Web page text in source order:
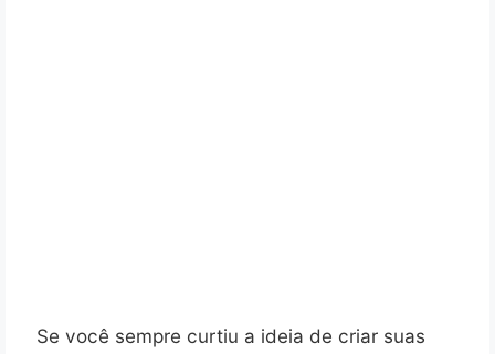
Se você sempre curtiu a ideia de criar suas